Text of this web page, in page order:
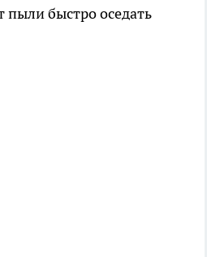
быстро оседать